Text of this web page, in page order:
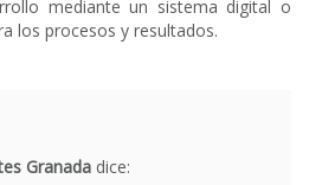
mediante un sistema digital o
los procesos y resultados.
Granada dice: